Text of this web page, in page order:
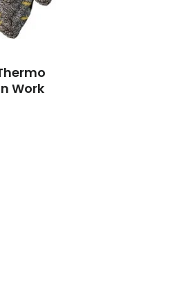
Work